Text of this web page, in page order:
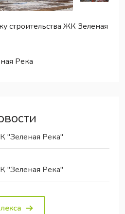
строительства ЖК Зеленая
Река
"Зеленая Река"
"Зеленая Река"